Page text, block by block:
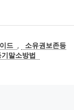
드 ,
소유권보존등
말소방법